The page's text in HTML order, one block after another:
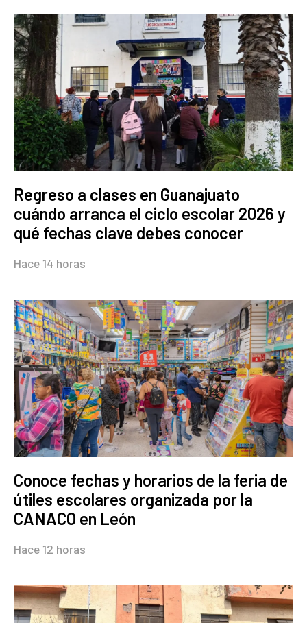
Regreso a clases en Guanajuato
cuándo arranca el ciclo escolar 2026 y
qué fechas clave debes conocer
Hace 14 horas
Conoce fechas y horarios de la feria de
útiles escolares organizada por la
CANACO en León
Hace 12 horas